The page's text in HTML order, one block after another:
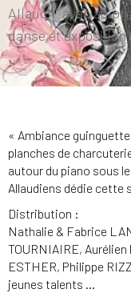
Allauch" avec au
danse et exposition
« Ambiance
planches de
autour du piano sous
Allaudiens dédie cette
Distribution :
Nathalie & Fabrice
TOURNIAIRE,
ESTHER, Philippe
jeunes talents …